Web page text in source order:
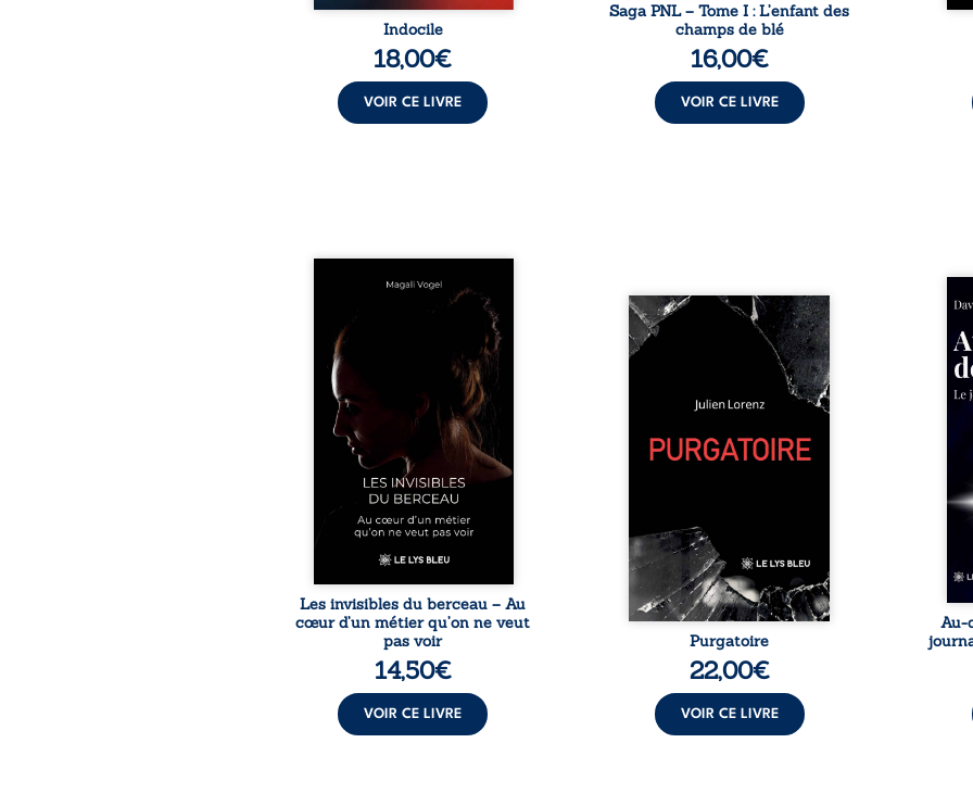
Indocile
18,00€
VOIR CE LIVRE
Saga PNL – Tome I : L’enfant des
champs de blé
16,00€
VOIR CE LIVRE
Qui prend soin de celles et
ceux auxquels nous confions
nos enfants ? Derrière la
douceur apparente des
maisons d’accueil se joue une
réalité que nul ne soupçonne :
rémunérations dérisoires,
solitude, épuisement,
responsabilités écrasantes… À
travers des témoignages
saisissants et sa propre
expérience, Magali Vogel lève
le voile sur les coulisses d’une ...
Les invisibles du berceau – Au
cœur d’un métier qu’on ne veut
pas voir
14,50€
VOIR CE LIVRE
Vingt années d’écriture, de
blessures, d’émotions et de
pensées se rencontrent dans
ce recueil profondément
intime. Entre nouvelles
autobiographiques, poèmes
philosophiques, chaque texte
ouvre une porte sur
être choisie au hasard, comme
une rencontre inattendue sur
le chemin de la vie. ...
Purgatoire
22,00€
VOIR CE LIVRE
Né
ses
prix
les
Au-